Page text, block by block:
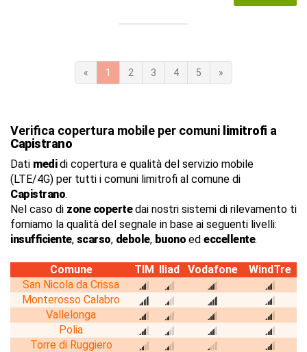
« 1 2 3 4 5 »
Verifica copertura mobile per comuni limitrofi a
Capistrano
Dati medidi copertura e qualità del servizio mobile
(LTE/4G) per tutti i comuni limitrofi al comune di
Capistrano.
Nel caso di zone copertedai nostri sistemi di rilevamento ti
forniamo la qualità del segnale in base ai seguenti livelli:
insufficiente, scarso, debole, buono ed eccellente.
Comune TIM Iliad Vodafone
WindTre
San Nicola da Crissa
Monterosso Calabro
Vallelonga
Polia
Torre di Ruggiero